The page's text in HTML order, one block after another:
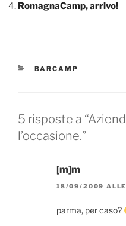
RomagnaCamp, arrivo!
CATEGORIE
BARCAMP
5 risposte a
l’occasione.”
[m]m
18/09/2009 ALLE
parma, per caso?